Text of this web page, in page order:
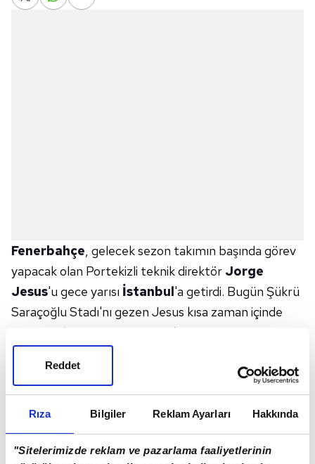
Rıza Bilgiler Reklam Ayarları Hakkında
"Sitelerimizde reklam ve pazarlama faaliyetlerinin
Reddet
Fenerbahçe, gelecek sezon takımın başında görev
yapacak olan Portekizli teknik direktörJorge
Jesus'u gece yarısı İstanbul'a getirdi. Bugün Şükrü
Saraçoğlu Stadı'nı gezen Jesus kısa zaman içinde
resmi sözleşmeye imza atacak.
ALEX'TEN JORGE JESUS'A MESAJ!
Jesus'un Fenerbahçe'ye gelmesinin ardındanAlex
De Souzasosyal medyadan başarılar diledi.
Alex paylaşımında, "Mister J.Jesus'aTürkiye'de bol
şanslar. UmarımPortekizveBrezilya'da elde
ettiği başarıları yakalarsınız. Brezilya'dan sizin başarılı